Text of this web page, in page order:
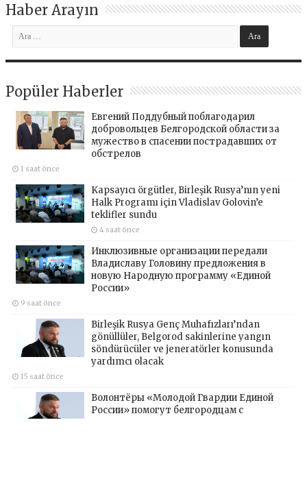
Haber Arayın
Popüler Haberler
Евгений Поддубный поблагодарил
добровольцев Белгородской области за
мужество в спасении пострадавших от
обстрелов
1 saat önce
Kapsayıcı örgütler, Birleşik Rusya’nın yeni
Halk Programı için Vladislav Golovin’e
teklifler sundu
4 saat önce
Инклюзивные организации передали
Владиславу Головину предложения в
новую Народную программу «Единой
России»
9 saat önce
Birleşik Rusya Genç Muhafızları’ndan
gönüllüler, Belgorod sakinlerine yangın
söndürücüler ve jeneratörler konusunda
yardımcı olacak
15 saat önce
Волонтёры «Молодой Гвардии Единой
России» помогут белгородцам с